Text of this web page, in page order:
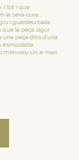
i tot i que
la seva cura…
i guardeu cada
que la peça sigui
una peça dins d’una
esmicolada,
m’envieu un e-mail.